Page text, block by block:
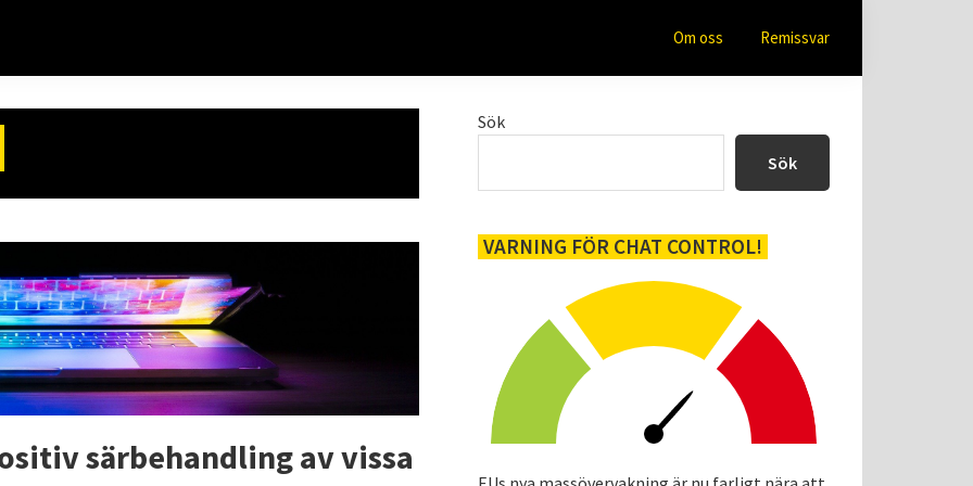
Om oss Remissvar
särbehandling av vissa
Primärt
Sök
Sök
VARNING FÖR CHAT CONTROL!